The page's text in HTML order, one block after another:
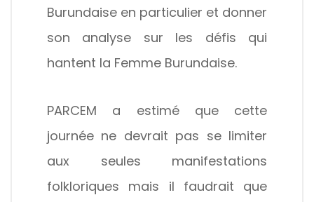
Burundaise en particulier et donner
son analyse sur les défis qui
hantent la Femme Burundaise.
PARCEM a estimé que cette
journée ne devrait pas se limiter
aux seules manifestations
folkloriques mais il faudrait que